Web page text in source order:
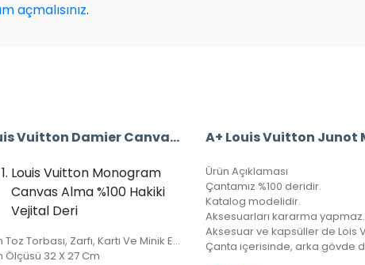
açmalısınız.
Louis Vuitton Damier Canvas Alma %100 Hakiki Vejital Deri (CRL 674)
Louis Vuitton Monogram
Canvas Alma %100 Hakiki
Vejital Deri
Ürün Toz Torbası, Zarfı, Kartı Ve Minik El Kitapçığı İle Birlikte Gönderilecektir.
Ölçüsü 32 X 27 Cm
Ürün Açıklaması
Çantamız %100 deridir.
Katalog modelidir.
Aksesuarları kararma yapmaz.